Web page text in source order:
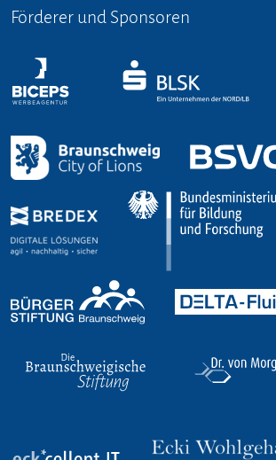
Förderer und Sponsoren